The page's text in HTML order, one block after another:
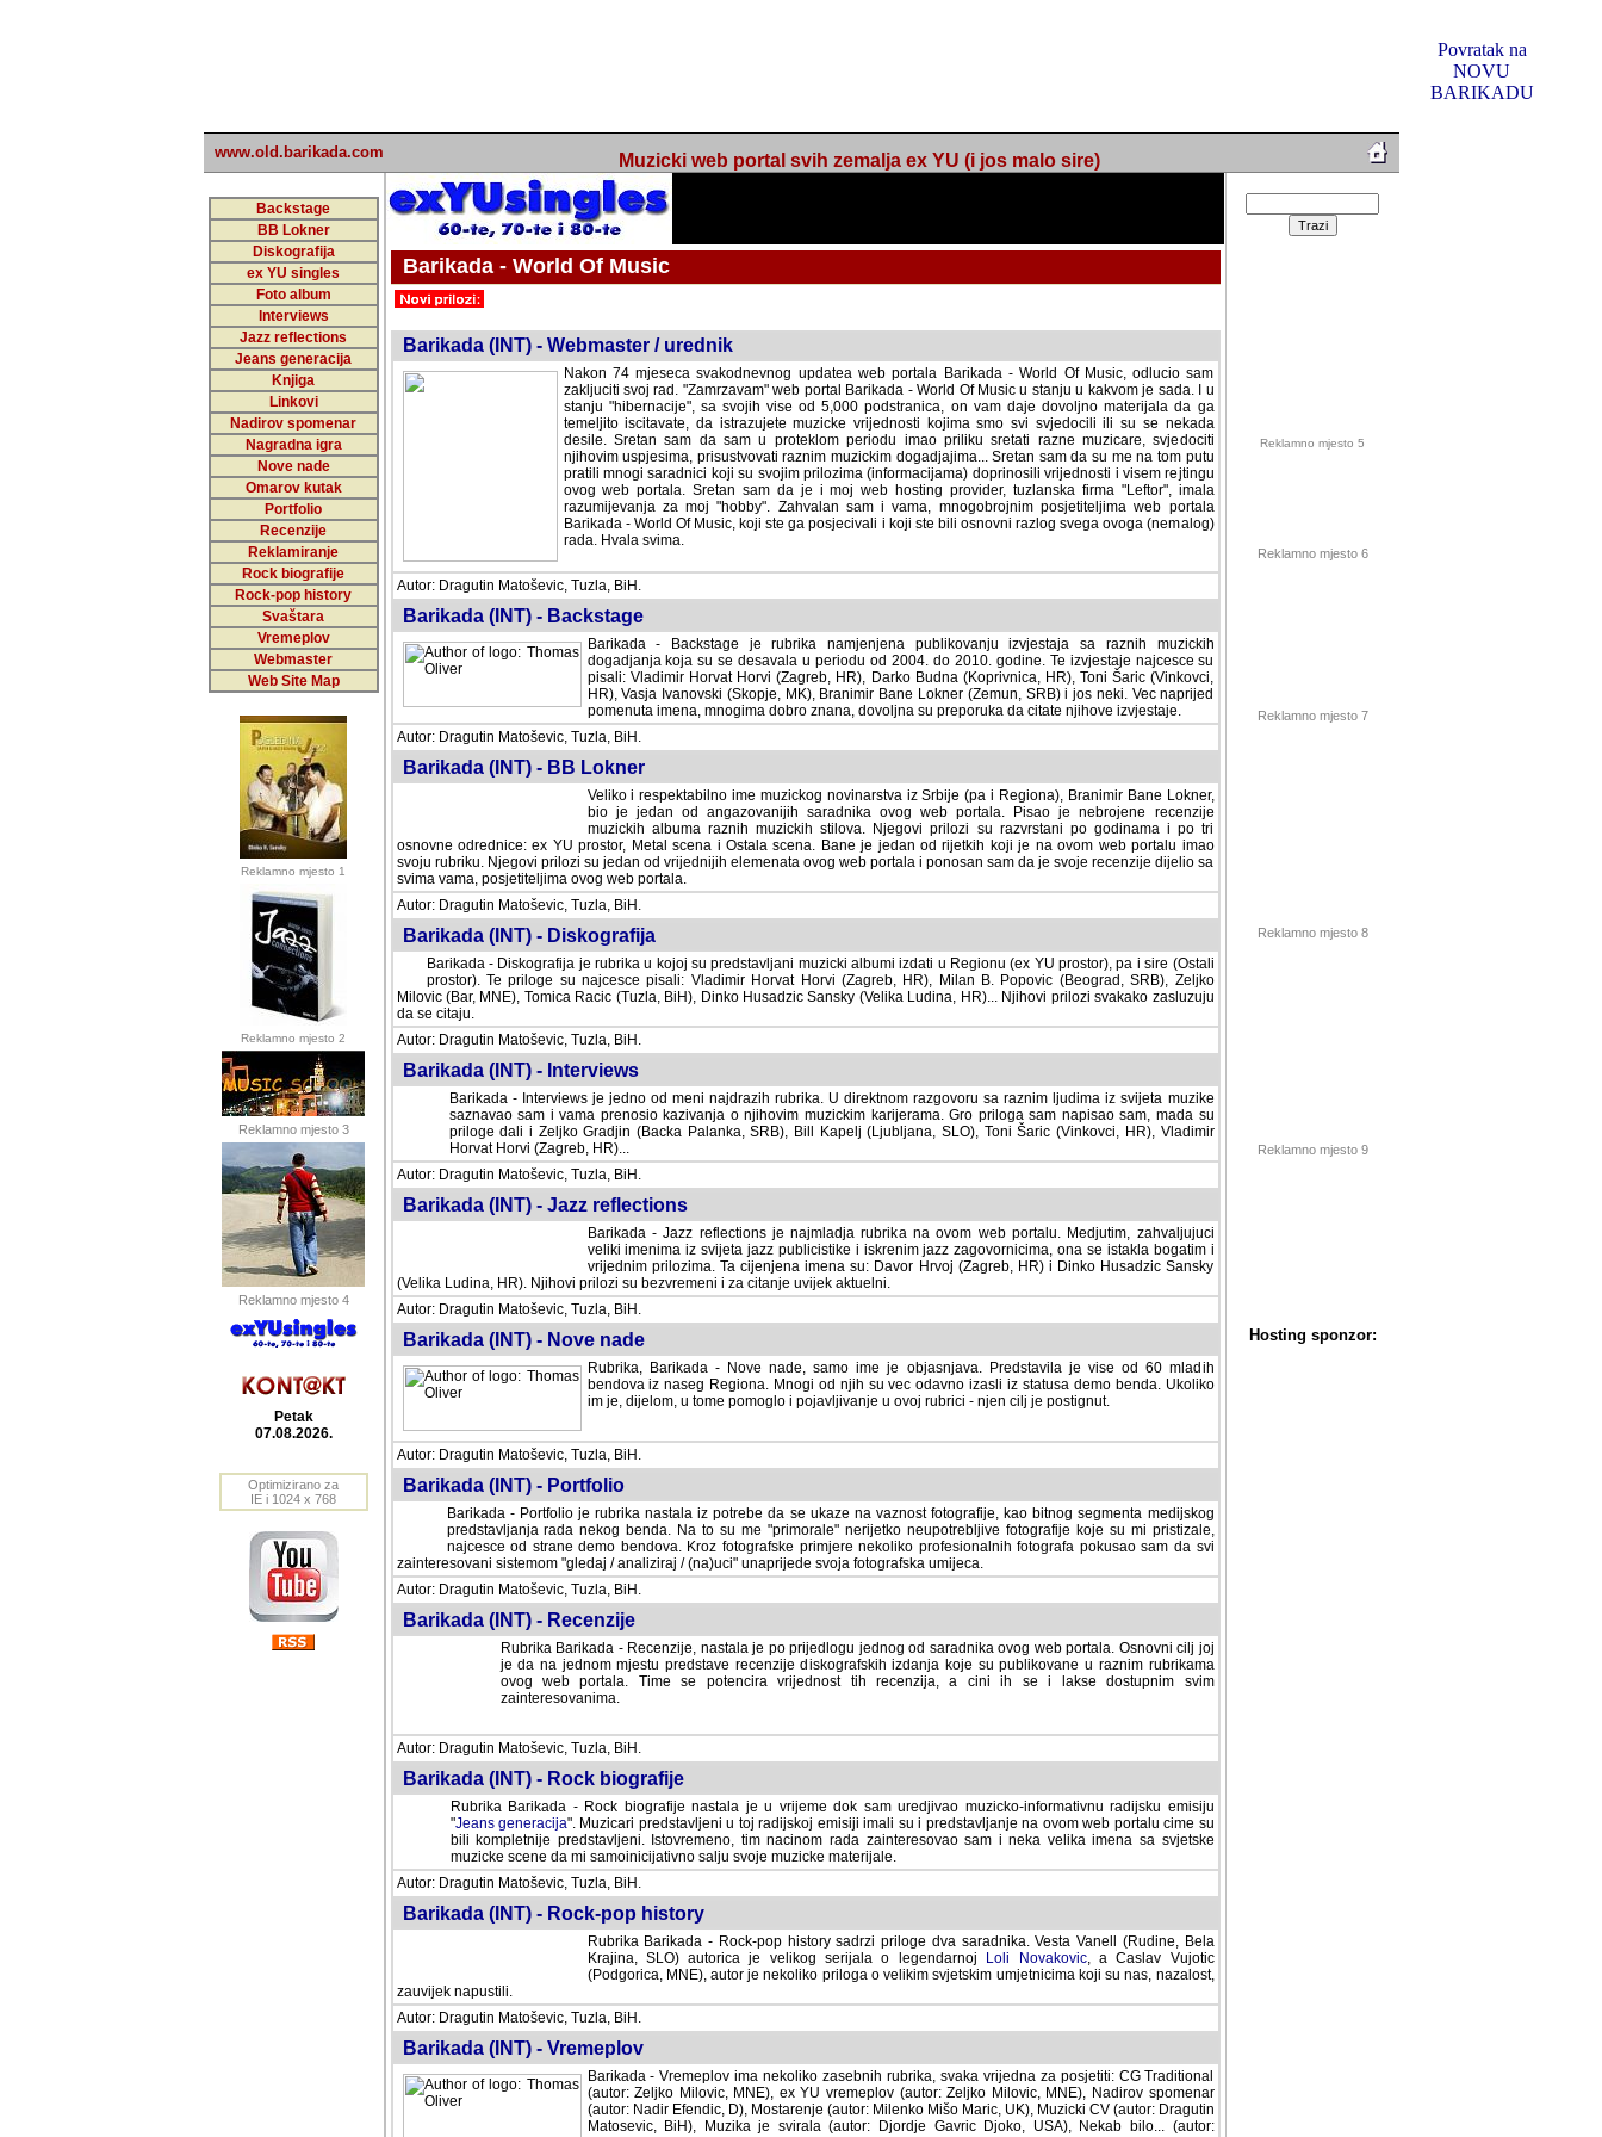
Povratak na
NOVU
BARIKADU
www.old.barikada.com Muzicki web portal svih zemalja ex YU (i jos malo sire)
Backstage
BB Lokner
Diskografija
ex YU singles
Foto album
Interviews
Jazz reflections
Jeans generacija
Knjiga
Linkovi
Nadirov spomenar
Nagradna igra
Nove nade
Omarov kutak
Portfolio
Recenzije
Reklamiranje
Rock biografije
Rock-pop history
Svaštara
Vremeplov
Webmaster
Web Site Map
Reklamno mjesto 1
Reklamno mjesto 2
Reklamno mjesto 3
Reklamno mjesto 4
Petak
07.08.2026.
Optimizirano za
IE i 1024 x 768
Barikada - World Of Music
Barikada (INT) - Webmaster / urednik
Nakon 74 mjeseca svakodnevnog updatea web portala Barikada - World Of Music, odlucio sam
zakljuciti svoj rad. "Zamrzavam" web portal Barikada - World Of Music u stanju u kakvom je sada. I u
stanju "hibernacije", sa svojih vise od 5,000 podstranica, on vam daje dovoljno materijala da ga
temeljito iscitavate, da istrazujete muzicke vrijednosti kojima smo svi svjedocili ili su se nekada desile.
Sretan sam da sam u proteklom periodu imao priliku sretati razne muzicare, svjedociti njihovim
uspjesima, prisustvovati raznim muzickim dogadjajima... Sretan sam da su me na tom putu pratili
mnogi saradnici koji su svojim prilozima (informacijama) doprinosili vrijednosti i visem rejtingu ovog
web portala. Sretan sam da je i moj web hosting provider, tuzlanska firma "Leftor", imala
razumijevanja za moj "hobby". Zahvalan sam i vama, mnogobrojnim posjetiteljima web portala
Barikada - World Of Music, koji ste ga posjecivali i koji ste bili osnovni razlog svega ovoga (nemalog)
rada. Hvala svima.
Autor: Dragutin Matoševic, Tuzla, BiH.
Barikada (INT) - Backstage
Barikada - Backstage je rubrika namjenjena publikovanju izvjestaja sa raznih muzickih
dogadjanja koja su se desavala u periodu od 2004. do 2010. godine. Te izvjestaje najcesce su
pisali: Vladimir Horvat Horvi (Zagreb, HR), Darko Budna (Koprivnica, HR), Toni Šaric (Vinkovci,
HR), Vasja Ivanovski (Skopje, MK), Branimir Bane Lokner (Zemun, SRB) i jos neki. Vec naprijed
pomenuta imena, mnogima dobro znana, dovoljna su preporuka da citate njihove izvjestaje.
Autor: Dragutin Matoševic, Tuzla, BiH.
Barikada (INT) - BB Lokner
Veliko i respektabilno ime muzickog novinarstva iz Srbije (pa i Regiona), Branimir Bane Lokner,
bio je jedan od angazovanijih saradnika ovog web portala. Pisao je nebrojene recenzije muzickih
albuma raznih muzickih stilova. Njegovi prilozi su razvrstani po godinama i po tri osnovne
odrednice: ex YU prostor, Metal scena i Ostala scena. Bane je jedan od rijetkih koji je na ovom web portalu imao svoju rubriku.
Njegovi prilozi su jedan od vrijednijih elemenata ovog web portala i ponosan sam da je svoje recenzije dijelio sa svima vama,
posjetiteljima ovog web portala.
Autor: Dragutin Matoševic, Tuzla, BiH.
Barikada (INT) - Diskografija
Barikada - Diskografija je rubrika u kojoj su predstavljani muzicki albumi izdati u Regionu (ex YU prostor), pa i sire (Ostali
prostor). Te priloge su najcesce pisali: Vladimir Horvat Horvi (Zagreb, HR), Milan B. Popovic (Beograd, SRB), Zeljko Milovic
(Bar, MNE), Tomica Racic (Tuzla, BiH), Dinko Husadzic Sansky (Velika Ludina, HR)... Njihovi prilozi svakako zasluzuju da se
citaju.
Autor: Dragutin Matoševic, Tuzla, BiH.
Barikada (INT) - Interviews
Barikada - Interviews je jedno od meni najdrazih rubrika. U direktnom razgovoru sa raznim ljudima iz svijeta muzike
saznavao sam i vama prenosio kazivanja o njihovim muzickim karijerama. Gro priloga sam napisao sam, mada su
priloge dali i Zeljko Gradjin (Backa Palanka, SRB), Bill Kapelj (Ljubljana, SLO), Toni Šaric (Vinkovci, HR), Vladimir
Horvat Horvi (Zagreb, HR)...
Autor: Dragutin Matoševic, Tuzla, BiH.
Barikada (INT) - Jazz reflections
Barikada - Jazz reflections je najmladja rubrika na ovom web portalu. Medjutim, zahvaljujuci veliki
imenima iz svijeta jazz publicistike i iskrenim jazz zagovornicima, ona se istakla bogatim i
vrijednim prilozima. Ta cijenjena imena su: Davor Hrvoj (Zagreb, HR) i Dinko Husadzic Sansky
(Velika Ludina, HR). Njihovi prilozi su bezvremeni i za citanje uvijek aktuelni.
Autor: Dragutin Matoševic, Tuzla, BiH.
Barikada (INT) - Nove nade
Rubrika, Barikada - Nove nade, samo ime je objasnjava. Predstavila je vise od 60 mladih
bendova iz naseg Regiona. Mnogi od njih su vec odavno izasli iz statusa demo benda. Ukoliko im
je, dijelom, u tome pomoglo i pojavljivanje u ovoj rubrici - njen cilj je postignut.
Autor: Dragutin Matoševic, Tuzla, BiH.
Barikada (INT) - Portfolio
Barikada - Portfolio je rubrika nastala iz potrebe da se ukaze na vaznost fotografije, kao bitnog segmenta medijskog
predstavljanja rada nekog benda. Na to su me "primorale" nerijetko neupotrebljive fotografije koje su mi pristizale,
najcesce od strane demo bendova. Kroz fotografske primjere nekoliko profesionalnih fotografa pokusao sam da svi
zainteresovani sistemom "gledaj / analiziraj / (na)uci" unaprijede svoja fotografska umijeca.
Autor: Dragutin Matoševic, Tuzla, BiH.
Barikada (INT) - Recenzije
Rubrika Barikada - Recenzije, nastala je po prijedlogu jednog od saradnika ovog web portala. Osnovni cilj joj
je da na jednom mjestu predstave recenzije diskografskih izdanja koje su publikovane u raznim rubrikama
ovog web portala. Time se potencira vrijednost tih recenzija, a cini ih se i lakse dostupnim svim
zainteresovanima.
Autor: Dragutin Matoševic, Tuzla, BiH.
Barikada (INT) - Rock biografije
Rubrika Barikada - Rock biografije nastala je u vrijeme dok sam uredjivao muzicko-informativnu radijsku emisiju
"Jeans generacija". Muzicari predstavljeni u toj radijskoj emisiji imali su i predstavljanje na ovom web portalu cime su
bili kompletnije predstavljeni. Istovremeno, tim nacinom rada zainteresovao sam i neka velika imena sa svjetske
muzicke scene da mi samoinicijativno salju svoje muzicke materijale.
Autor: Dragutin Matoševic, Tuzla, BiH.
Barikada (INT) - Rock-pop history
Rubrika Barikada - Rock-pop history sadrzi priloge dva saradnika. Vesta Vanell (Rudine, Bela
Krajina, SLO) autorica je velikog serijala o legendarnoj
Loli Novakovic, a Caslav Vujotic
(Podgorica, MNE), autor je nekoliko priloga o velikim svjetskim umjetnicima koji su nas, nazalost,
zauvijek napustili.
Autor: Dragutin Matoševic, Tuzla, BiH.
Barikada (INT) - Vremeplov
Barikada - Vremeplov ima nekoliko zasebnih rubrika, svaka vrijedna za posjetiti: CG Traditional
(autor: Zeljko Milovic, MNE), ex YU vremeplov (autor: Zeljko Milovic, MNE), Nadirov spomenar
(autor: Nadir Efendic, D), Mostarenje (autor: Milenko Mišo Maric, UK), Muzicki CV (autor: Dragutin
Matosevic, BiH), Muzika je svirala (autor: Djordje Gavric Djoko, USA), Nekab bilo... (autor: